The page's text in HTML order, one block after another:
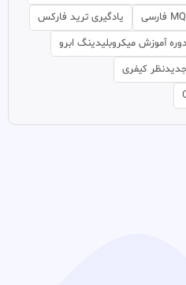
یادگیری ترید فارکس
دوره آموزش میکروبلیدینگ ابرو
کیفری